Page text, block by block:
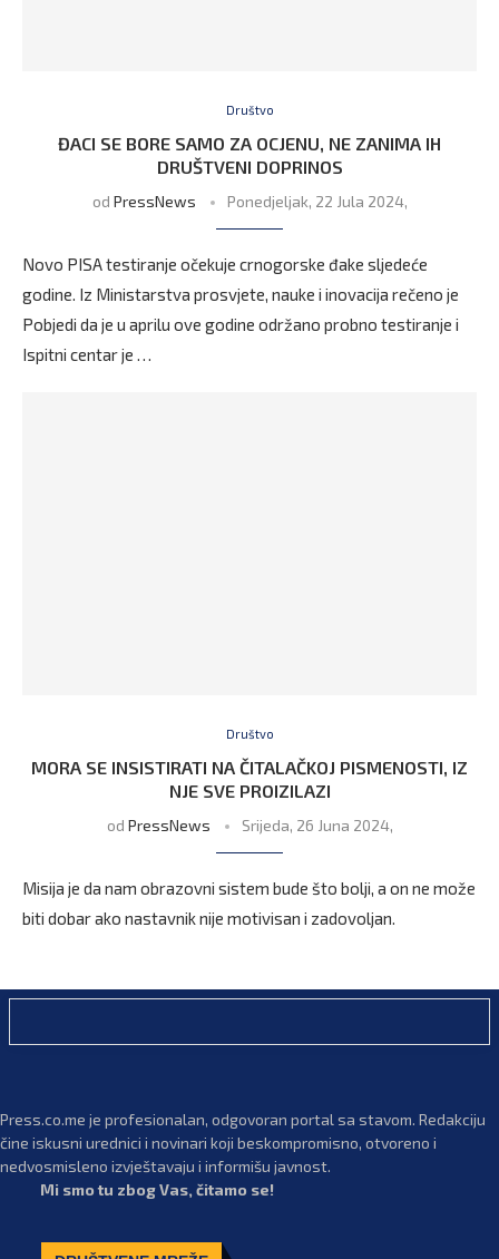
Društvo
ĐACI SE BORE SAMO ZA OCJENU, NE ZANIMA IH
DRUŠTVENI DOPRINOS
od PressNews Ponedjeljak, 22 Jula 2024,
Novo PISA testiranje očekuje crnogorske đake sljedeće
godine. Iz Ministarstva prosvjete, nauke i inovacija rečeno je
Pobjedi da je u aprilu ove godine održano probno testiranje i
Ispitni centar je …
Društvo
MORA SE INSISTIRATI NA ČITALAČKOJ PISMENOSTI, IZ
NJE SVE PROIZILAZI
od PressNews Srijeda, 26 Juna 2024,
Misija je da nam obrazovni sistem bude što bolji, a on ne može
biti dobar ako nastavnik nije motivisan i zadovoljan.
Press.co.me je profesionalan, odgovoran portal sa stavom. Redakciju
čine iskusni urednici i novinari koji beskompromisno, otvoreno i
nedvosmisleno izvještavaju i informišu javnost.
Mi smo tu zbog Vas, čitamo se!